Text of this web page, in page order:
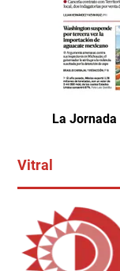
La Jornada
Vitral